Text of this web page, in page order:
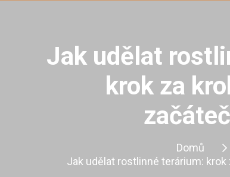
Jak udělat
krok za
Domů
Jak udělat rostlinné terárium: